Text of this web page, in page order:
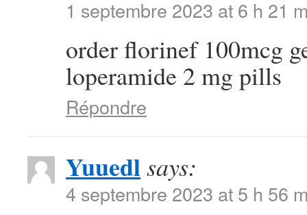
1 septembre 2023 at 6 h 21
order florinef 100mcg
loperamide 2 mg pills
Répondre
Yuuedlsays:
4 septembre 2023 at 5 h 56